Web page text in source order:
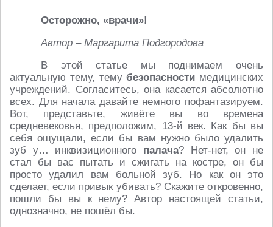
Осторожно, «врачи»!
Автор – Маргарита Подгородова
В этой статье мы поднимаем очень
актуальную тему, темубезопасности медицинских
учреждений. Согласитесь, она касается абсолютно
всех. Для начала давайте немного пофантазируем.
Вот, представьте, живёте вы во времена
средневековья, предположим, 13-й век. Как бы вы
себя ощущали, если бы вам нужно было удалить
зуб у… инквизиционного палача? Нет-нет, он не
стал бы вас пытать и сжигать на костре, он бы
просто удалил вам больной зуб. Но как он это
сделает, если привык убивать? Скажите откровенно,
пошли бы вы к нему? Автор настоящей статьи,
однозначно, не пошёл бы.